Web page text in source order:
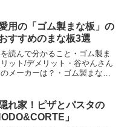
みるのも良いかもしれません
事を読んで分か...
用の「ゴム製まな板」の
すすめのまな板3選
読んで分かること・ゴム製ま
ット/デメリット・谷やんさん
メーカーは？・ゴム製まな板
、動画内で登場する商品が欲
方が...
れ家！ピザとパスタの
」